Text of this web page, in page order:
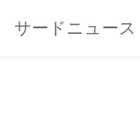
サードニュース